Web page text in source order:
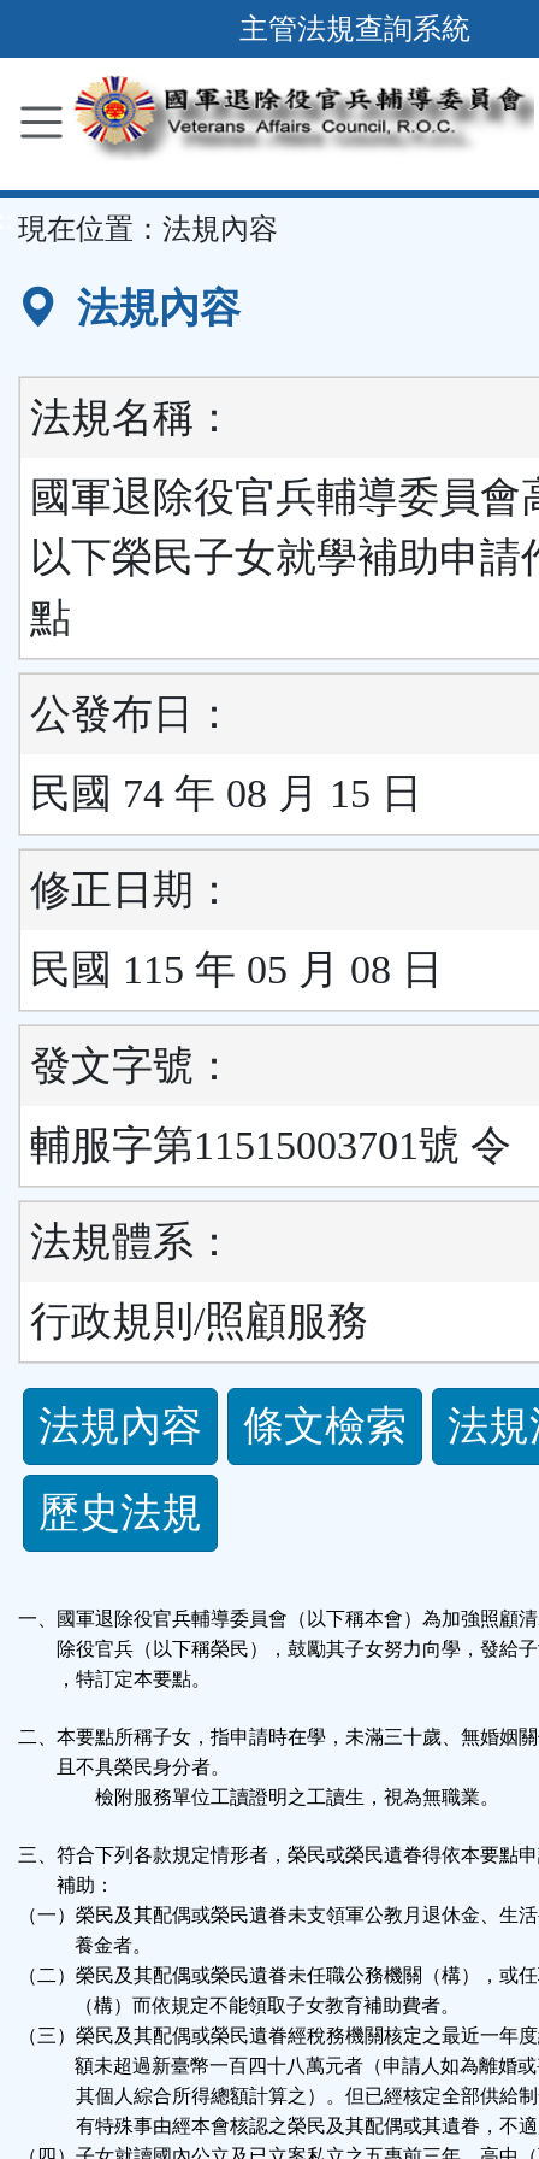
到
要
容
區
主管法規查詢系統
現在位置： 法規內容
法規內容
法規名稱：
國軍退除役官兵輔導委員會
以下榮民子女就學補助申請
點
公發布日：
民國 74 年 08 月 15 日
修正日期：
民國 115 年 05 月 08 日
發文字號：
輔服字第11515003701號 令
法規體系：
行政規則/照顧服務
法
規
功
按
區
法規內容 條文檢索
法
歷史法規
一、國軍退除役官兵輔導委員會（以下稱本會）為加強照顧
除役官兵（以下稱榮民），鼓勵其子女努力向學，發給
，特訂定本要點。
二、本要點所稱子女，指申請時在學，未滿三十歲、無婚姻
且不具榮民身分者。
檢附服務單位工讀證明之工讀生，視為無職業。
三、符合下列各款規定情形者，榮民或榮民遺眷得依本要點
補助：
（一）榮民及其配偶或榮民遺眷未支領軍公教月退休金、生
養金者。
（二）榮民及其配偶或榮民遺眷未任職公務機關（構），或
（構）而依規定不能領取子女教育補助費者。
（三）榮民及其配偶或榮民遺眷經稅務機關核定之最近一年
額未超過新臺幣一百四十八萬元者（申請人如為離婚
其個人綜合所得總額計算之）。但已經核定全部供給
有特殊事由經本會核認之榮民及其配偶或其遺眷，不